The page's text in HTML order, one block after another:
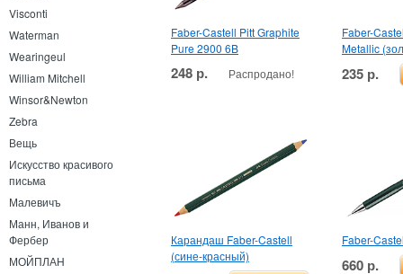
Visconti
Waterman
Wearingeul
William Mitchell
Winsor&Newton
Zebra
Вещь
Искусство красивого
письма
Малевичъ
Манн, Иванов и
Фербер
МОЙПЛАН
Faber-Castell Pitt Graphite
Pure 2900 6B
248 р. Распродано!
Faber-
Metallic
235 р.
Карандаш Faber-Castell
(сине-красный)
Faber-
660 р.